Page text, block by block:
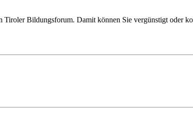
Bildungsforum. Damit können Sie vergünstigt oder